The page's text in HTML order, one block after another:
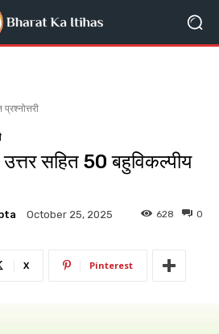
सहित 50 बहुविकल्पीय
October 25, 2025 0
628
X Pinterest